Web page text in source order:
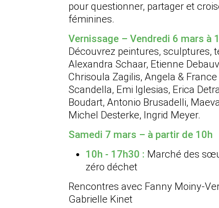
pour questionner, partager et
féminines.
Vernissage – Vendredi 6 mars à
Découvrez peintures, sculptures,
Alexandra Schaar, Etienne
Chrisoula Zagilis, Angela &
Scandella, Emi Iglesias, Erica
Boudart, Antonio Brusadelli,
Michel Desterke, Ingrid Meyer.
Samedi 7 mars – à partir de 10h
10h - 17h30 : Marché des
zéro déchet
Rencontres avec Fanny Moiny-
Gabrielle Kinet